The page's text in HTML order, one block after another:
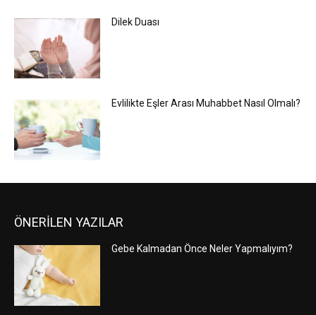
Dilek Duası
Evlilikte Eşler Arası Muhabbet Nasıl Olmalı?
ÖNERİLEN YAZILAR
Gebe Kalmadan Önce Neler Yapmalıyım?